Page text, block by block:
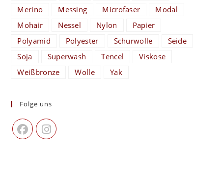
Merino
Messing Microfaser
Modal
Mohair
Nessel Nylon
Papier
Polyamid
Polyester Schurwolle
Seide
Soja
Superwash Tencel
Viskose
Weißbronze
Wolle Yak
Folge uns